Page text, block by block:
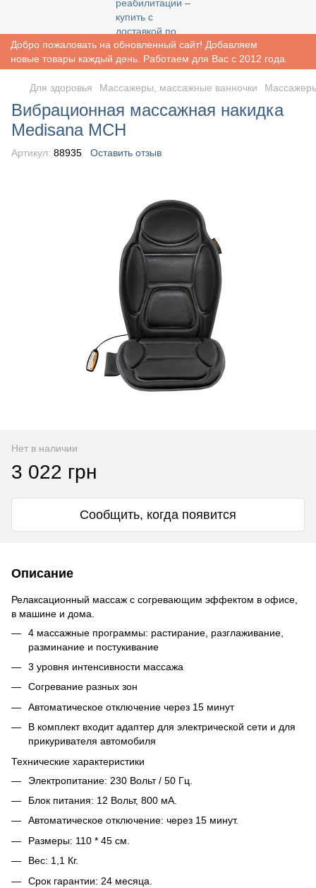
Добро пожаловать на обновленный сайт! Добавляем
новые товары каждый день. Работаем для Вас с 2012 года.
Для здоровья Массажеры, массажные ванночки
Вибрационная массажная накидка
Medisana MCH
Артикул: 88935 Оставить отзыв
Нет в наличии
3 022 грн
Сообщить, когда появится
Описание
Релаксационный массаж с согревающим эффектом в офисе,
в машине и дома.
4 массажные программы: растирание, разглаживание,
разминание и постукивание
3 уровня интенсивности массажа
Согревание разных зон
Автоматическое отключение через 15 минут
В комплект входит адаптер для электрической сети и для
прикуривателя автомобиля
Технические характеристики
Электропитание: 230 Вольт / 50 Гц.
Блок питания: 12 Вольт, 800 мА.
Автоматическое отключение: через 15 минут.
Размеры: 110 * 45 см.
Вес: 1,1 Кг.
Срок гарантии: 24 месяца.